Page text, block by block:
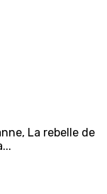
La rebelle de